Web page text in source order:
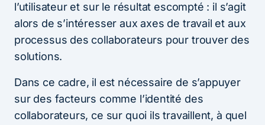
l’utilisateur et sur le résultat escompté : il s’agit
alors de s’intéresser aux axes de travail et aux
processus des collaborateurs pour trouver des
solutions.
Dans ce cadre, il est nécessaire de s’appuyer
sur des facteurs comme l’identité des
collaborateurs, ce sur quoi ils travaillent, à quel